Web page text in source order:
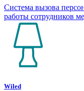
Система вызова
работы сотрудников
Wiled